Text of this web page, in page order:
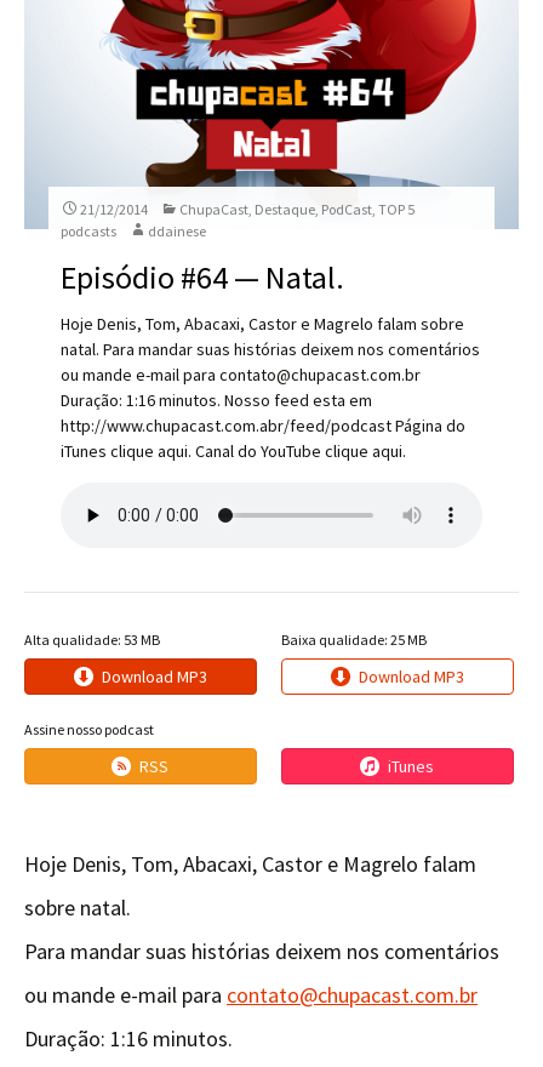
21/12/2014 ChupaCast, Destaque, PodCast,TOP 5
podcasts
ddainese
Episódio #64 — Natal.
Hoje Denis, Tom, Abacaxi, Castor e Magrelo falam sobre
natal. Para mandar suas histórias deixem nos comentários
ou mande e-mail para contato@chupacast.com.br
Duração: 1:16 minutos. Nosso feed esta em
http://www.chupacast.com.abr/feed/podcast Página do
iTunes clique aqui. Canal do YouTube clique aqui.
Alta qualidade: 53 MB
Download MP3
Baixa qualidade: 25 MB
Download MP3
Assine nosso podcast
RSS iTunes
Hoje Denis, Tom, Abacaxi, Castor e Magrelo falam
sobre natal.
Para mandar suas histórias deixem nos comentários
ou mande e-mail para contato@chupacast.com.br
Duração: 1:16 minutos.